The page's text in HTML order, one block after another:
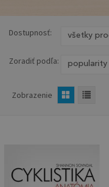
Dostupnosť:
Zoradiť podľa:
Zobrazenie